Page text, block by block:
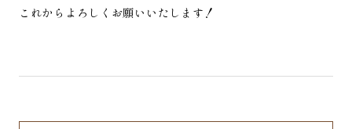
これからよろしくお願いいたします！